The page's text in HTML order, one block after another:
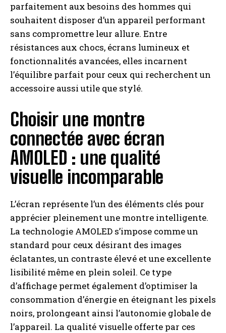
parfaitement aux besoins des hommes qui
souhaitent disposer d’un appareil performant
sans compromettre leur allure. Entre
résistances aux chocs, écrans lumineux et
fonctionnalités avancées, elles incarnent
l’équilibre parfait pour ceux qui recherchent un
accessoire aussi utile que stylé.
Choisir une montre
connectée avec écran
AMOLED : une qualité
visuelle incomparable
L’écran représente l’un des éléments clés pour
apprécier pleinement une montre intelligente.
La technologie AMOLED s’impose comme un
standard pour ceux désirant des images
éclatantes, un contraste élevé et une excellente
lisibilité même en plein soleil. Ce type
d’affichage permet également d’optimiser la
consommation d’énergie en éteignant les pixels
noirs, prolongeant ainsi l’autonomie globale de
l’appareil. La qualité visuelle offerte par ces